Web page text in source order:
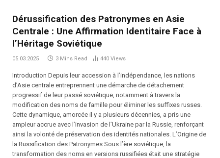
Dérussification des Patronymes en Asie
Centrale : Une Affirmation Identitaire Face à
l’Héritage Soviétique
05.03.2025 3 Mins Read 440 Views
Introduction Depuis leur accession à l’indépendance, les nations
d’Asie centrale entreprennent une démarche de détachement
progressif de leur passé soviétique, notamment à travers la
modification des noms de famille pour éliminer les suffixes russes.
Cette dynamique, amorcée il y a plusieurs décennies, a pris une
ampleur accrue avec l’invasion de l’Ukraine par la Russie, renforçant
ainsi la volonté de préservation des identités nationales. L’Origine de
la Russification des Patronymes Sous l’ère soviétique, la
transformation des noms en versions russifiées était une stratégie